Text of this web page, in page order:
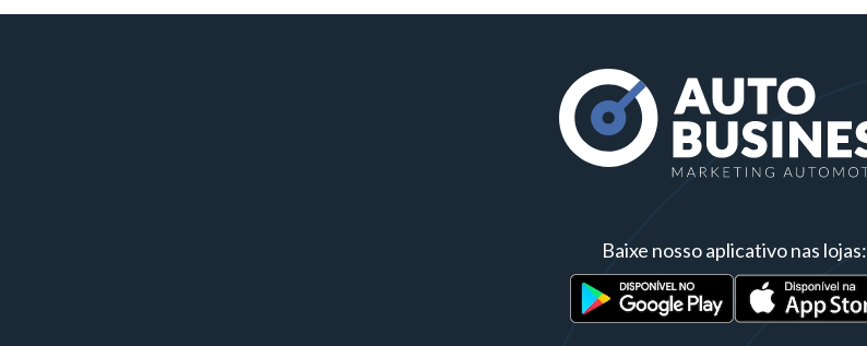
Baixe nosso aplicativo nas lojas: